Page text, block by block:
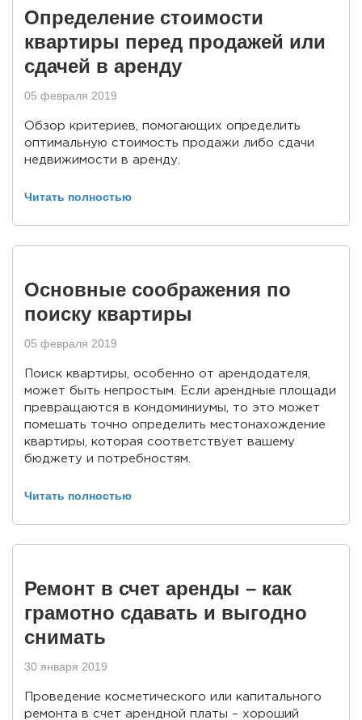
Определение стоимости
квартиры перед продажей или
сдачей в аренду
05 февраля 2019
Обзор критериев, помогающих определить
оптимальную стоимость продажи либо сдачи
недвижимости в аренду.
Читать полностью
Основные соображения по
поиску квартиры
05 февраля 2019
Поиск квартиры, особенно от арендодателя,
может быть непростым. Если арендные площади
превращаются в кондоминиумы, то это может
помешать точно определить местонахождение
квартиры, которая соответствует вашему
бюджету и потребностям.
Читать полностью
Ремонт в счет аренды – как
грамотно сдавать и выгодно
снимать
30 января 2019
Проведение косметического или капитального
ремонта в счет арендной платы – хороший